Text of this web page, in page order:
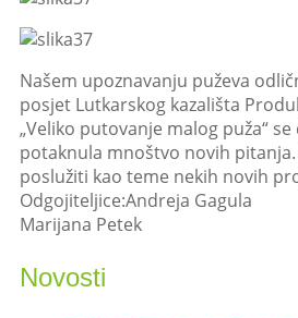
Našem upoznavanju puževa
posjet Lutkarskog kazališta
„Veliko putovanje malog puža“
potaknula mnoštvo novih
poslužiti kao teme nekih novih
Odgojiteljice:Andreja Gagula
Marijana Petek
Novosti